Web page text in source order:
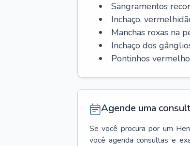
Sangramentos
Inchaço,
Manchas roxas na
Inchaço dos
Pontinhos
Agende uma
Se você procura por um
você agenda consultas e